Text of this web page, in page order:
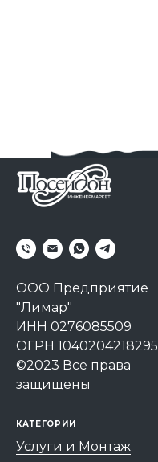
ООО Предприятие
"Лимар"
ИНН 0276085509
ОГРН 1040204218295
©2023 Все права
защищены
КАТЕГОРИИ
Услуги и Монтаж